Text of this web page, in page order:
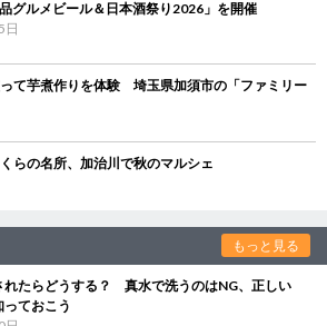
グルメビール＆日本酒祭り2026」を開催
日
て芋煮作りを体験 埼玉県加須市の「ファミリー
らの名所、加治川で秋のマルシェ
もっと見る
れたらどうする？ 真水で洗うのはNG、正しい
ておこう